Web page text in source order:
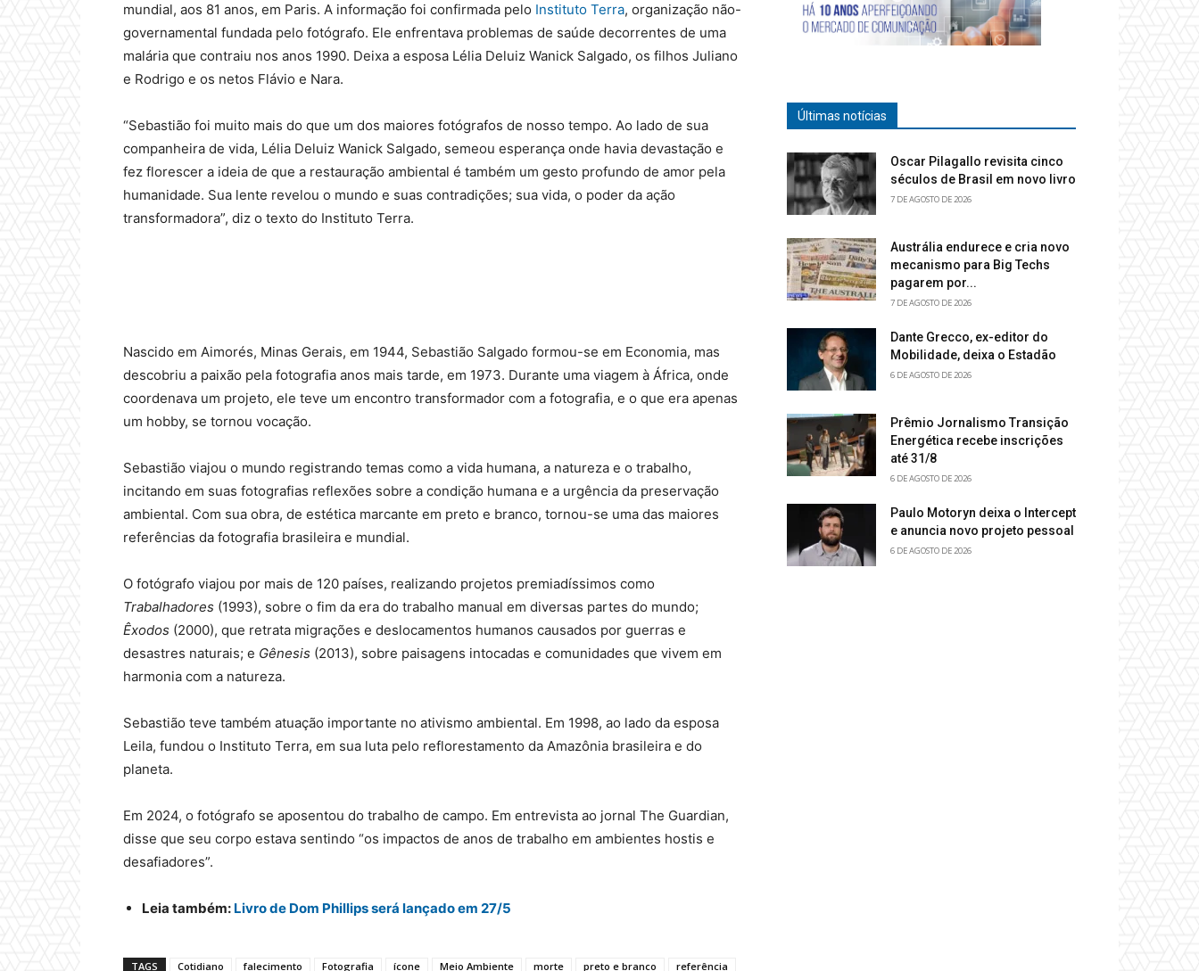
mundial, aos 81 anos, em Paris. A informação foi confirmada pelo Instituto Terra, organização não-
governamental fundada pelo fotógrafo. Ele enfrentava problemas de saúde decorrentes de uma
malária que contraiu nos anos 1990. Deixa a esposa Lélia Deluiz Wanick Salgado, os filhos Juliano
e Rodrigo e os netos Flávio e Nara.
“Sebastião foi muito mais do que um dos maiores fotógrafos de nosso tempo. Ao lado de sua
companheira de vida, Lélia Deluiz Wanick Salgado, semeou esperança onde havia devastação e
fez florescer a ideia de que a restauração ambiental é também um gesto profundo de amor pela
humanidade. Sua lente revelou o mundo e suas contradições; sua vida, o poder da ação
transformadora”, diz o texto do Instituto Terra.
Nascido em Aimorés, Minas Gerais, em 1944, Sebastião Salgado formou-se em Economia, mas
descobriu a paixão pela fotografia anos mais tarde, em 1973. Durante uma viagem à África, onde
coordenava um projeto, ele teve um encontro transformador com a fotografia, e o que era apenas
um hobby, se tornou vocação.
Sebastião viajou o mundo registrando temas como a vida humana, a natureza e o trabalho,
incitando em suas fotografias reflexões sobre a condição humana e a urgência da preservação
ambiental. Com sua obra, de estética marcante em preto e branco, tornou-se uma das maiores
referências da fotografia brasileira e mundial.
O fotógrafo viajou por mais de 120 países, realizando projetos premiadíssimos como
Trabalhadores (1993), sobre o fim da era do trabalho manual em diversas partes do mundo;
Êxodos (2000), que retrata migrações e deslocamentos humanos causados por guerras e
desastres naturais; e Gênesis (2013), sobre paisagens intocadas e comunidades que vivem em
harmonia com a natureza.
Sebastião teve também atuação importante no ativismo ambiental. Em 1998, ao lado da esposa
Leila, fundou o Instituto Terra, em sua luta pelo reflorestamento da Amazônia brasileira e do
planeta.
Em 2024, o fotógrafo se aposentou do trabalho de campo. Em entrevista ao jornal The Guardian,
disse que seu corpo estava sentindo “os impactos de anos de trabalho em ambientes hostis e
desafiadores”.
Leia também: Livro de Dom Phillips será lançado em 27/5
TAGS Cotidiano falecimento Fotografia ícone Meio Ambiente morte preto e branco
referência
Últimas notícias
Oscar Pilagallo revisita cinco
séculos de Brasil em novo livro
7 DE AGOSTO DE 2026
Austrália endurece e cria novo
mecanismo para Big Techs
pagarem por...
7 DE AGOSTO DE 2026
Dante Grecco, ex-editor do
Mobilidade, deixa o Estadão
6 DE AGOSTO DE 2026
Prêmio Jornalismo Transição
Energética recebe inscrições
até 31/8
6 DE AGOSTO DE 2026
Paulo Motoryn deixa o Intercept
e anuncia novo projeto pessoal
6 DE AGOSTO DE 2026